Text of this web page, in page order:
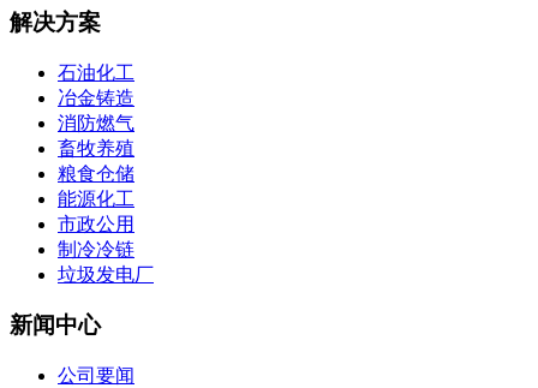
解决方案
石油化工
冶金铸造
消防燃气
畜牧养殖
粮食仓储
能源化工
市政公用
制冷冷链
垃圾发电厂
新闻中心
公司要闻